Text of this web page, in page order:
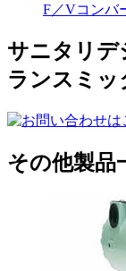
F／Vコンバ
サニタリデ
ランスミッ
その他製品